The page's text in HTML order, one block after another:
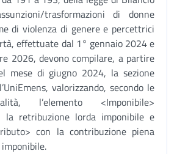
trasformazioni di donne
di violenza di genere e percettrici
effettuate dal 1° gennaio 2024 e
2026, devono compilare, a partire
mese di giugno 2024, la sezione
valorizzando, secondo le
l’elemento <Imponibile>
la retribuzione lorda imponibile e
con la contribuzione piena